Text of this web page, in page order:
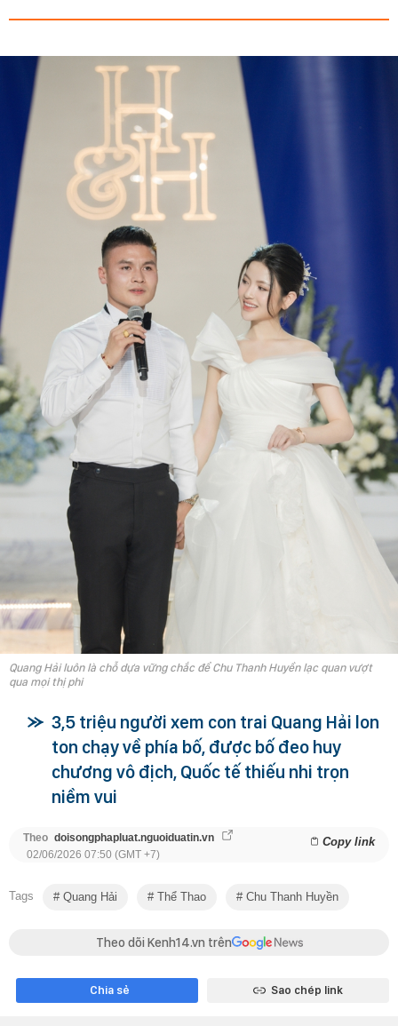
Quang Hải luôn là chỗ dựa vững chắc để Chu Thanh Huyền lạc quan vượt
qua mọi thị phi
3,5 triệu người xem con trai Quang Hải lon
ton chạy về phía bố, được bố đeo huy
chương vô địch, Quốc tế thiếu nhi trọn
niềm vui
Theo doisongphapluat.nguoiduatin.vn Copy link
02/06/2026 07:50 (GMT +7)
Tags Quang Hải Thể Thao Chu Thanh Huyền
Theo dõi Kenh14.vn trên
Chia sẻ Sao chép link